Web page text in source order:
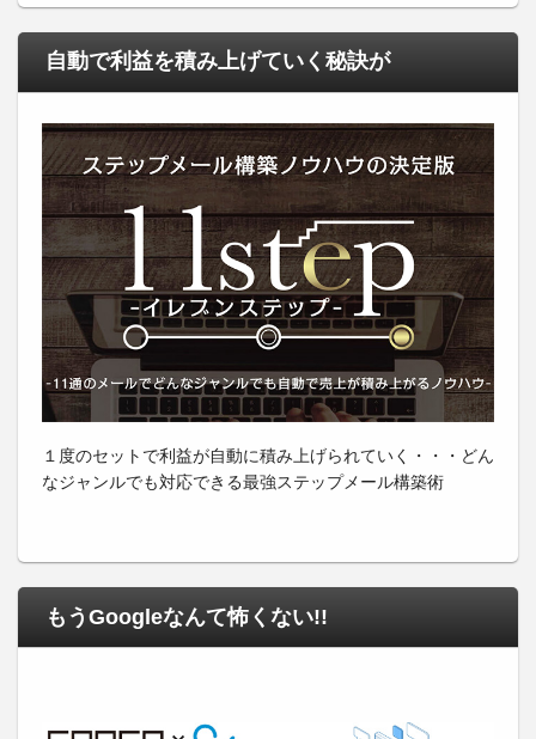
自動で利益を積み上げていく秘訣が
１度のセットで利益が自動に積み上げられていく・・・どん
なジャンルでも対応できる最強ステップメール構築術
もうGoogleなんて怖くない!!